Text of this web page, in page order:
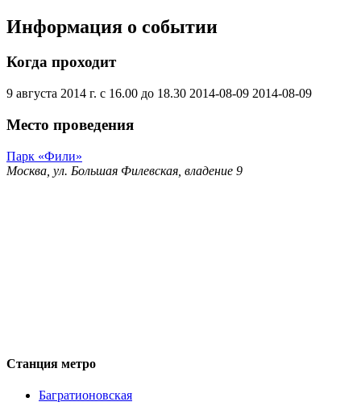
Информация о событии
Когда проходит
9 августа 2014 г. с 16.00 до 18.30 2014-08-09 2014-08-09
Место проведения
Парк «Фили»
Москва, ул. Большая Филевская, владение 9
Станция метро
Багратионовская